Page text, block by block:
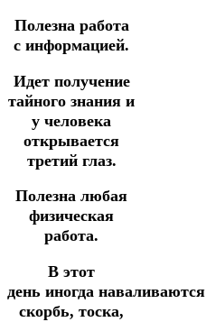
Полезна работа
с информацией.
Идет получение
тайного знания и
у человека
открывается
третий глаз.
Полезна любая
физическая
работа.
В этот
день иногда наваливаются
скорбь, тоска,